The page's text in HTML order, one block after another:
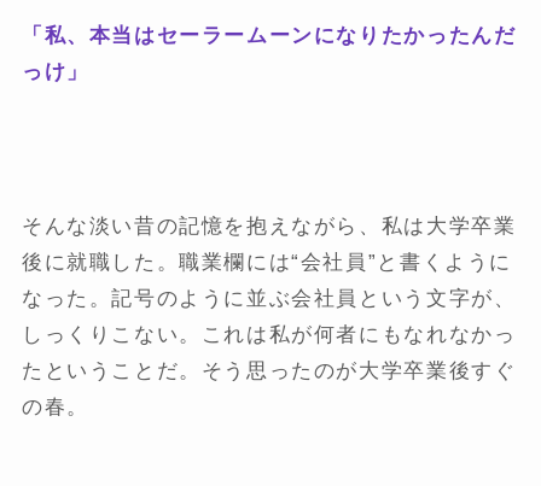
「私、本当はセーラームーンになりたかったんだ
っけ」
そんな淡い昔の記憶を抱えながら、私は大学卒業
後に就職した。職業欄には“会社員”と書くように
なった。記号のように並ぶ会社員という文字が、
しっくりこない。これは私が何者にもなれなかっ
たということだ。そう思ったのが大学卒業後すぐ
の春。